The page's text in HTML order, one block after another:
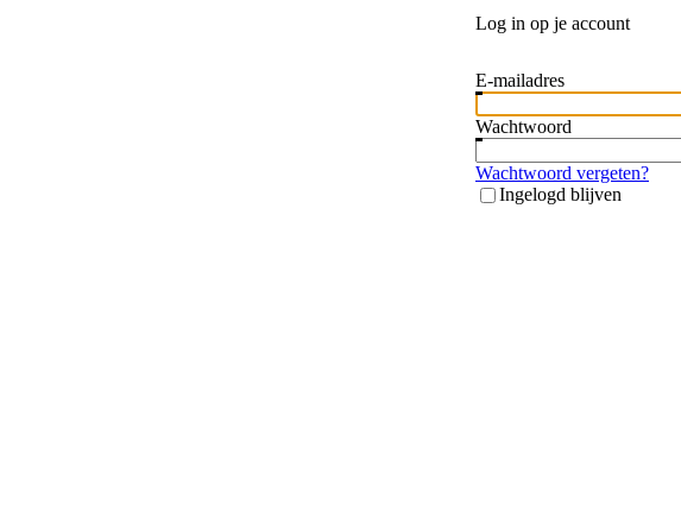
Log in op je account
E-mailadres
Wachtwoord
Wachtwoord vergeten?
Ingelogd blijven